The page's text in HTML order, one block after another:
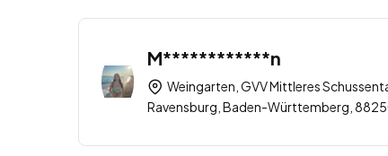
M************n
Weingarten, GVV Mittleres
Ravensburg, Baden-Württemberg,